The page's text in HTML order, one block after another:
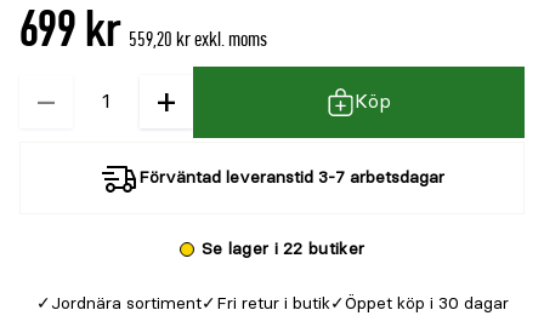
699 kr 559,20 kr exkl. moms
−
Kvantitet + Köp
Förväntad leveranstid 3-7 arbetsdagar
Se lager i 22 butiker
Jordnära sortiment Fri retur i butik Öppet köp i 30 dagar